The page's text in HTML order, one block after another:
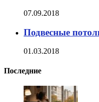
07.09.2018
Подвесные
01.03.2018
Последние